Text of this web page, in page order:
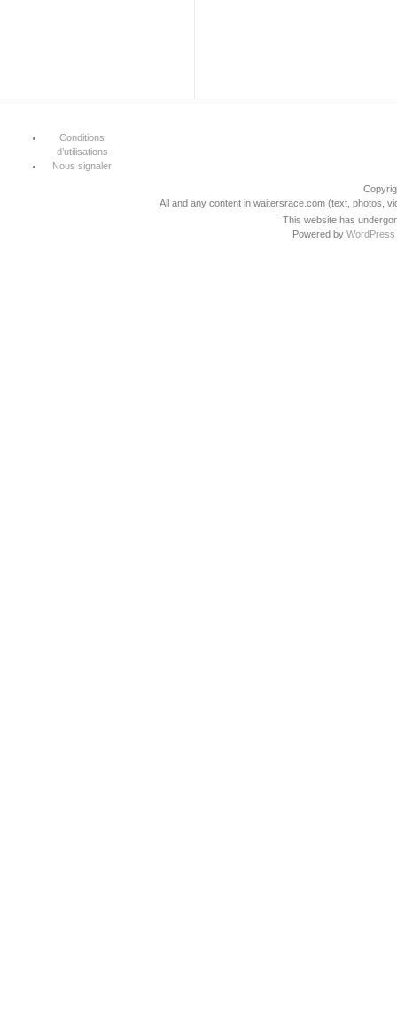
Conditions
d’utilisations
Nous signaler
All and any content in waitersrace.com (text, photos,
This website has
Powered by WordPress